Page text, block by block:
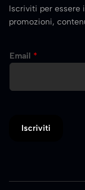
Iscriviti per essere
promozioni,
Email *
Iscriviti